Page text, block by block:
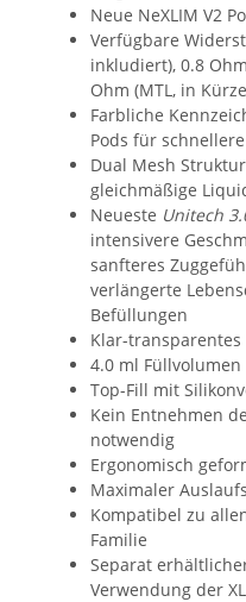
Neue NeXLIM V2
Verfügbare
inkludiert), 0.8
Ohm (MTL, in
Farbliche
Pods für
Dual Mesh
gleichmäßige
Neueste Unitech
intensivere
sanfteres
verlängerte
Befüllungen
Klar-transparentes
4.0 ml Füllvolumen
Top-Fill mit
Kein Entnehmen
notwendig
Ergonomisch
Maximaler
Kompatibel zu
Familie
Separat
Verwendung der